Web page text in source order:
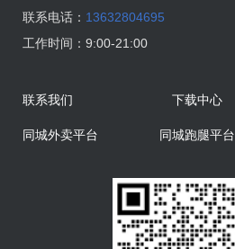
联系电话： 13632804695
工作时间： 9:00-21:00
联系我们 下载中心
同城外卖平台 同城跑腿平台